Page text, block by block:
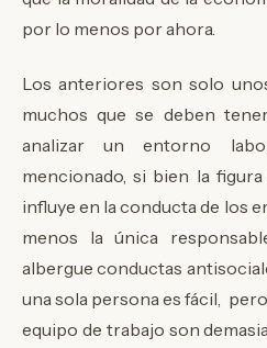
por lo menos por ahora.
Los anteriores son solo
muchos que se deben
analizar un entorno
mencionado, si bien la
influye en la conducta de los
menos la única
albergue conductas
una sola persona es fácil,
equipo de trabajo son